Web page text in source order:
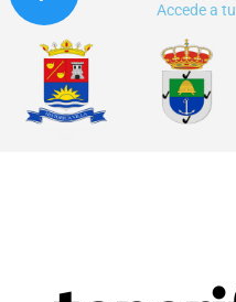
Accede a tu